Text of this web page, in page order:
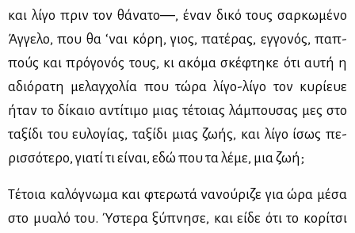
και λί­γο πριν τον θά­να­το―, έναν δι­κό τους σαρ­κω­μέ­νο
Άγ­γε­λο, που θα ‘ναι κό­ρη, γιος, πα­τέ­ρας, εγ­γο­νός, παπ­
πούς και πρό­γο­νός τους, κι ακό­μα σκέ­φτη­κε ότι αυ­τή η
αδιό­ρα­τη με­λαγ­χο­λία που τώ­ρα λί­γο-λί­γο τον κυ­ρί­ευε
ήταν το δί­καιο αντί­τι­μο μιας τέ­τοιας λά­μπου­σας μες στο
τα­ξί­δι του ευ­λο­γί­ας, τα­ξί­δι μιας ζω­ής, και λί­γο ίσως πε­
ρισ­σό­τε­ρο, για­τί τι εί­ναι, εδώ που τα λέ­με, μια ζωή;
Τέ­τοια κα­λό­γνω­μα και φτε­ρω­τά να­νού­ρι­ζε για ώρα μέ­σα
στο μυα­λό του. Ύστε­ρα ξύ­πνη­σε, και εί­δε ότι το κο­ρί­τσι